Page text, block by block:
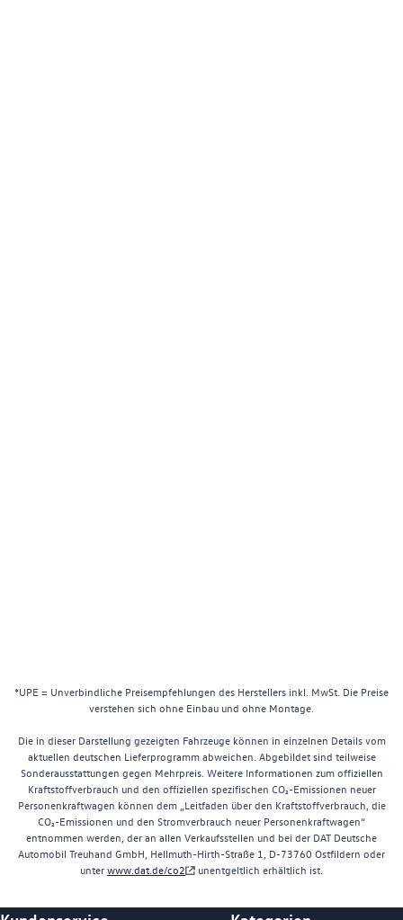
*UPE = Unverbindliche Preisempfehlungen des Herstellers inkl. MwSt. Die Preise
verstehen sich ohne Einbau und ohne Montage.
Die in dieser Darstellung gezeigten Fahrzeuge können in einzelnen Details vom
aktuellen deutschen Lieferprogramm abweichen. Abgebildet sind teilweise
Sonderausstattungen gegen Mehrpreis. Weitere Informationen zum offiziellen
Kraftstoffverbrauch und den offiziellen spezifischen CO₂-Emissionen neuer
Personenkraftwagen können dem „Leitfaden über den Kraftstoffverbrauch, die
CO₂-Emissionen und den Stromverbrauch neuer Personenkraftwagen“
entnommen werden, der an allen Verkaufsstellen und bei der DAT Deutsche
Automobil Treuhand GmbH, Hellmuth-Hirth-Straße 1, D-73760 Ostfildern oder
unterwww.dat.de/co2 unentgeltlich erhältlich ist.